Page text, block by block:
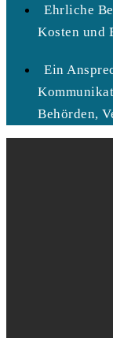
Ehrliche
Kosten und
Ein
Behörden,